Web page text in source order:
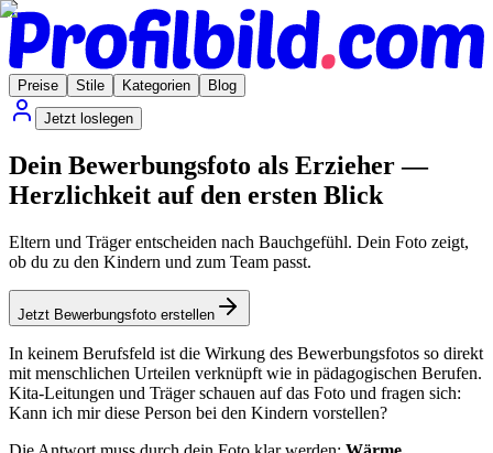
Preise Stile Kategorien
Blog
Jetzt loslegen
Dein Bewerbungsfoto als Erzieher —
Herzlichkeit auf den ersten Blick
Eltern und Träger entscheiden nach Bauchgefühl. Dein Foto zeigt,
ob du zu den Kindern und zum Team passt.
Jetzt Bewerbungsfoto erstellen
In keinem Berufsfeld ist die Wirkung des Bewerbungsfotos so direkt
mit menschlichen Urteilen verknüpft wie in pädagogischen Berufen.
Kita-Leitungen und Träger schauen auf das Foto und fragen sich:
Kann ich mir diese Person bei den Kindern vorstellen?